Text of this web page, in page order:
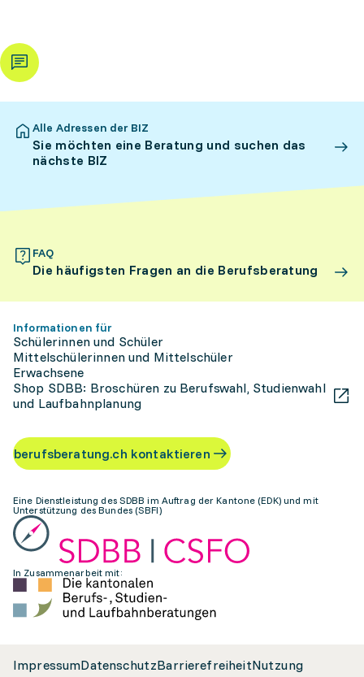
Alle Adressen der BIZ
Sie möchten eine Beratung und suchen das
nächste BIZ
FAQ
Die häufigsten Fragen an die Berufsberatung
Informationen für
Schülerinnen und Schüler
Mittelschülerinnen und Mittelschüler
Erwachsene
Shop SDBB: Broschüren zu Berufswahl, Studienwahl
und Laufbahnplanung
berufsberatung.ch kontaktieren
Eine Dienstleistung des SDBB im Auftrag der Kantone (EDK) und mit
Unterstützung des Bundes (SBFI)
In Zusammenarbeit mit:
ImpressumDatenschutzBarrierefreiheitNutzung